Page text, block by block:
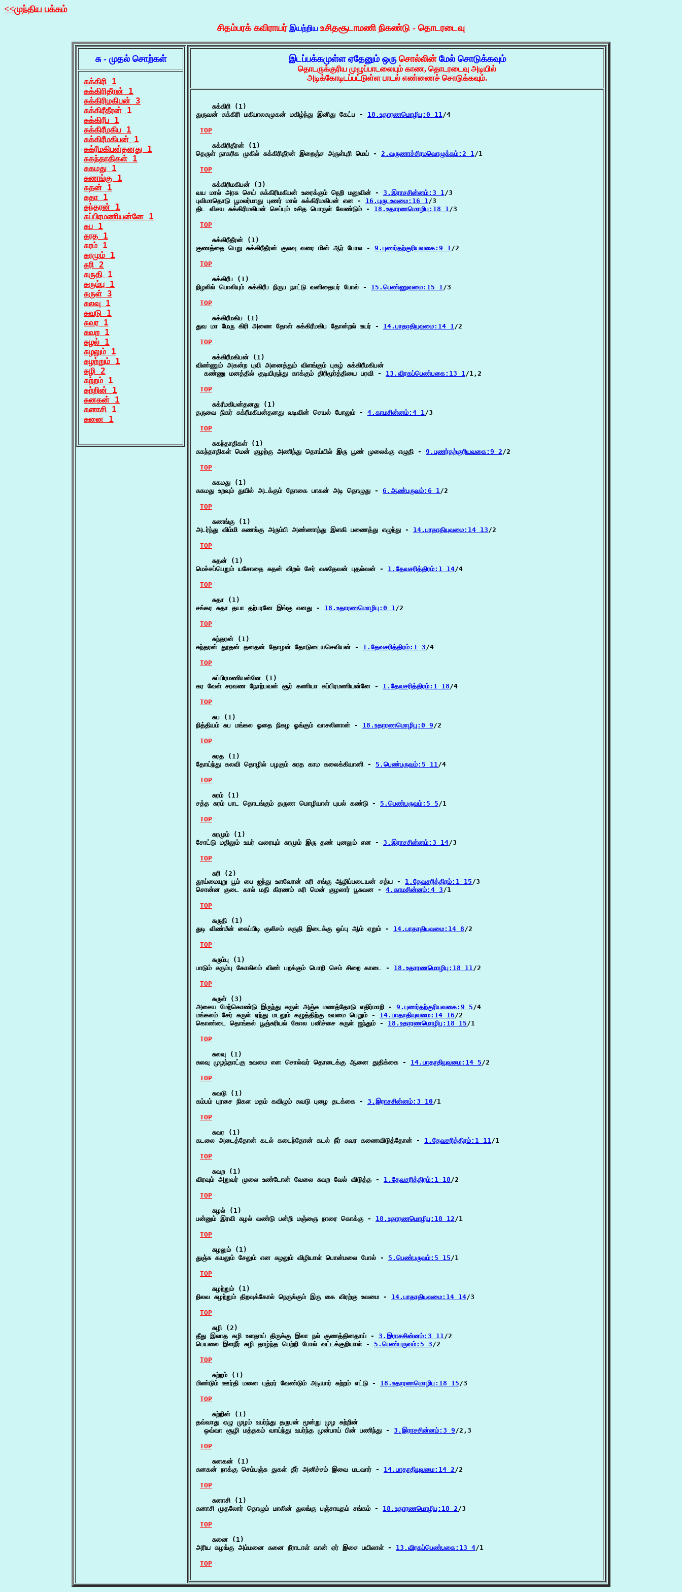
<<முந்திய பக்கம்
சிதம்பரக் கவிராயர் இயற்றிய உசிதசூடாமணி நிகண்டு - தொடரடைவு
சு - முதல் சொற்கள்
சுக்கிரி 1
சுக்கிரிதீரன் 1
சுக்கிரிமகிபன் 3
சுக்கிரீதீரன் 1
சுக்கிரீப 1
சுக்கிரீமகிப 1
சுக்கிரீமகிபன் 1
சுக்ரீமகிபன்தனது 1
சுகந்தாதிகள் 1
சுகமது 1
சுணங்கு 1
சுதன் 1
சுதா 1
சுந்தரன் 1
சுப்பிரமணியன்னே 1
சுப 1
சுரத 1
சுரம் 1
சுரமும் 1
சுரி 2
சுருதி 1
சுரும்பு 1
சுருள் 3
சுலவு 1
சுவடு 1
சுவர 1
சுவற 1
சுழல் 1
சுழலும் 1
சுழற்றும் 1
சுழி 2
சுற்றம் 1
சுற்றின் 1
சுனகன் 1
சுனாசி 1
சுனை 1
இடப்பக்கமுள்ள ஏதேனும் ஒரு சொல்லின் மேல் சொடுக்கவும்
தொடருக்குரிய முழுப்பாடலையும் காண, தொடரடைவு அடியில்
அடிக்கோடிடப்பட்டுள்ள பாடல் எண்ணைச் சொடுக்கவும்.
    சுக்கிரி (1)
துருவன் சுக்கிரி மகிபாலசுமுகன் மகிழ்ந்து இனிது கேட்ப - 18.உதாரணமொழிபு:0 11/4
TOP
    சுக்கிரிதீரன் (1)
தெருள் நாகரிக முகில் சுக்கிரிதீரன் இறைஞ்ச அருள்புரி மெய் - 2.வருணாச்சிரமவொழுக்கம்:2 1/1
TOP
    சுக்கிரிமகிபன் (3)
வய மால் அரசு செய் சுக்கிரிமகிபன் உரைக்கும் நெறி மனுவின் - 3.இராசசின்னம்:3 1/3
புவிமாதொடு பூமலர்மாது புணர் மால் சுக்கிரிமகிபன் என - 16.புருடஉவமை:16 1/3
திட விசய சுக்கிரிமகிபன் செப்பும் உசித பொருள் வேண்டும் - 18.உதாரணமொழிபு:18 1/3
TOP
    சுக்கிரீதீரன் (1)
குணத்தை பெறு சுக்கிரீதீரன் குலவு வரை மின் ஆர் போல - 9.புணர்தற்குரியவகை:9 1/2
TOP
    சுக்கிரீப (1)
நிழலில் பொலியும் சுக்கிரீப நிருப நாட்டு வனிதையர் போல் - 15.பெண்ணுவமை:15 1/3
TOP
    சுக்கிரீமகிப (1)
துவ மா மேரு கிரி அணை தோள் சுக்கிரீமகிப தோன்றல் உயர் - 14.பாதாதியுவமை:14 1/2
TOP
    சுக்கிரீமகிபன் (1)
விண்ணும் அகன்ற புவி அனைத்தும் விளங்கும் புகழ் சுக்கிரீமகிபன்
  கண்ணு மனத்தில் குடியிருந்து காக்கும் திரிமூர்த்தியை பரவி -
13.விரகப்பெண்பகை:13 1/1,2
TOP
    சுக்ரீமகிபன்தனது (1)
தருவை நிகர் சுக்ரீமகிபன்தனது வடிவின் செயல் போலும் - 4.காமசின்னம்:4 1/3
TOP
    சுகந்தாதிகள் (1)
சுகந்தாதிகள் மென் குழற்கு அணிந்து தொய்யில் இரு பூண் முலைக்கு எழுதி - 9.புணர்தற்குரியவகை:9 2/2
TOP
    சுகமது (1)
சுகமது உறவும் துயில் அடக்கும் தோகை பாகன் அடி தொழுது - 6.ஆண்பருவம்:6 1/2
TOP
    சுணங்கு (1)
அடர்ந்து விம்மி சுணங்கு அரும்பி அண்ணாந்து இளகி பணைத்து எழுந்து - 14.பாதாதியுவமை:14 13/2
TOP
    சுதன் (1)
மெச்சப்பெறும் யசோதை சுதன் விறல் சேர் வசுதேவன் புதல்வன் - 1.தேவசரித்திரம்:1 14/4
TOP
    சுதா (1)
சங்கர சுதா தயா தற்பரனே இங்கு எனது - 18.உதாரணமொழிபு:0 1/2
TOP
    சுந்தரன் (1)
சுந்தரன் தூதன் தனதன் தோழன் தோடுடையசெவியன் - 1.தேவசரித்திரம்:1 3/4
TOP
    சுப்பிரமணியன்னே (1)
கர வேள் சரவண நோற்பவன் சூர் கணியா சுப்பிரமணியன்னே - 1.தேவசரித்திரம்:1 18/4
TOP
    சுப (1)
நித்தியம் சுப மங்கல ஓதை நிகழ ஓங்கும் வாசலினான் - 18.உதாரணமொழிபு:0 9/2
TOP
    சுரத (1)
தோய்ந்து கலவி தொழில் பழகும் சுரத காம கலைக்கியானி - 5.பெண்பருவம்:5 11/4
TOP
    சுரம் (1)
சத்த சுரம் பாட தொடங்கும் தருண மொழியாள் புயல் கண்டு - 5.பெண்பருவம்:5 5/1
TOP
    சுரமும் (1)
சோட்டு மதிலும் உயர் வரையும் சுரமும் இரு தண் புனலும் என - 3.இராசசின்னம்:3 14/3
TOP
    சுரி (2)
தூய்மையுறு பூம் பை ஐந்து உளவோன் சுரி சங்கு ஆழிப்படையன் சத்ய - 1.தேவசரித்திரம்:1 15/3
சொன்ன குடை கால் மதி கிரணம் சுரி மென் குழலார் பூசுவன - 4.காமசின்னம்:4 3/1
TOP
    சுருதி (1)
துடி விண்மீன் கைப்பிடி குலிசம் சுருதி இடைக்கு ஒப்பு ஆம் ஏறும் - 14.பாதாதியுவமை:14 8/2
TOP
    சுரும்பு (1)
பாடும் சுரும்பு கோகிலம் விண் பறக்கும் பொறி செம் சிறை காடை - 18.உதாரணமொழிபு:18 11/2
TOP
    சுருள் (3)
அசைய மேற்கொண்டு இருந்து சுருள் அஞ்சு மணத்தோடு எதிர்மாறி - 9.புணர்தற்குரியவகை:9 5/4
மங்கலம் சேர் சுருள் ஏந்து மடலும் கழுத்திற்கு உவமை பெறும் - 14.பாதாதியுவமை:14 16/2
கொண்டை தொங்கல் பூஞ்சுரியல் கோல பனிச்சை சுருள் ஐந்தும் - 18.உதாரணமொழிபு:18 15/1
TOP
    சுலவு (1)
சுலவு முழந்தாட்கு உவமை என சொல்வர் தொடைக்கு ஆனை துதிக்கை - 14.பாதாதியுவமை:14 5/2
TOP
    சுவடு (1)
கம்பம் புரசை நிகள மதம் கவிழும் சுவடு புழை தடக்கை - 3.இராசசின்னம்:3 10/1
TOP
    சுவர (1)
கடலை அடைத்தோன் கடல் கடைந்தோன் கடல் நீர் சுவர கணைவிடுத்தோன் - 1.தேவசரித்திரம்:1 11/1
TOP
    சுவற (1)
விரவும் அறுவர் முலை உண்டோன் வேலை சுவற வேல் விடுத்த - 1.தேவசரித்திரம்:1 18/2
TOP
    சுழல் (1)
பன்னும் இரவி சுழல் வண்டு பன்றி மஞ்ஞை நாரை கொக்கு - 18.உதாரணமொழிபு:18 12/1
TOP
    சுழலும் (1)
துஞ்சு கயலும் சேலும் என சுழலும் விழியாள் பொன்மலை போல் - 5.பெண்பருவம்:5 15/1
TOP
    சுழற்றும் (1)
நிலவ சுழற்றும் திறவுக்கோல் நெருங்கும் இரு கை விரற்கு உவமை - 14.பாதாதியுவமை:14 14/3
TOP
    சுழி (2)
தீது இலாத சுழி உளதாய் திருக்கு இலா நல் குணத்தினதாய் - 3.இராசசின்னம்:3 11/2
பெயலை இளநீர் சுழி தாழ்ந்த பெற்றி போல் வட்டக்குறியாள் - 5.பெண்பருவம்:5 3/2
TOP
    சுற்றம் (1)
மிண்டும் ஊர்தி மனை புத்ரர் வேண்டும் அடியார் சுற்றம் எட்டு - 18.உதாரணமொழிபு:18 15/3
TOP
    சுற்றின் (1)
தவ்வாது ஏழு முழம் உயர்ந்து தருபன் மூன்று முழ சுற்றின்
  ஒவ்வா சூழி மத்தகம் வாய்ந்து உயர்ந்த முன்பாய் பின் பணிந்து -
3.இராசசின்னம்:3 9/2,3
TOP
    சுனகன் (1)
சுனகன் நாக்கு செம்பஞ்சு துகள் தீர் அனிச்சம் இவை மடவார் - 14.பாதாதியுவமை:14 2/2
TOP
    சுனாசி (1)
சுனாசி முதலோர் தொழும் மாலின் துலங்கு பஞ்சாயுதம் சங்கம் - 18.உதாரணமொழிபு:18 2/3
TOP
    சுனை (1)
அரிய கழங்கு அம்மனை சுனை நீராடாள் கான் ஏர் இசை பயிலாள் - 13.விரகப்பெண்பகை:13 4/1
TOP